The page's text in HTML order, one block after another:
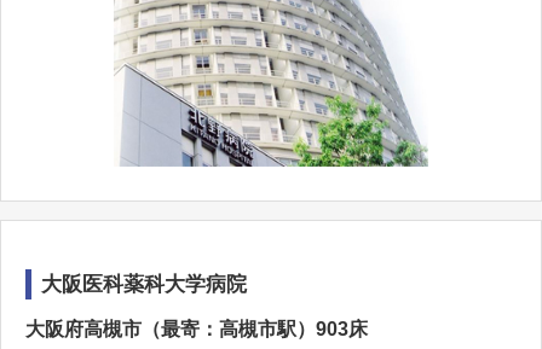
大阪医科薬科大学病院
大阪府高槻市（最寄：高槻市駅）903床